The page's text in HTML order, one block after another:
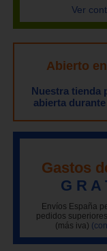
Ver
Abierto
Nuestra tienda
abierta
Gastos
G R A
Envíos España
pedidos
(más iva)